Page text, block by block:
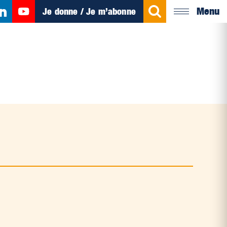
Je donne / Je m’abonne Menu